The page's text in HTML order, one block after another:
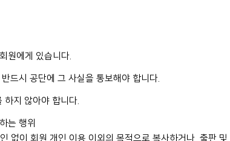
원에게 있습니다.
드시 공단에 그 사실을 통보해야 합니다.
지 않아야 합니다.
는 행위
없이 회원 개인 이용 이외의 목적으로 복사하거나, 출판